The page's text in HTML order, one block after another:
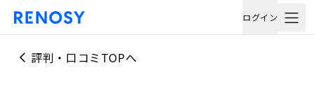
ログイン
評判・口コミTOPへ